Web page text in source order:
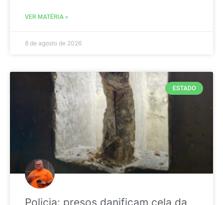
VER MATÉRIA »
8 de agosto de 2026
ESTADO
Policia: presos danificam cela da